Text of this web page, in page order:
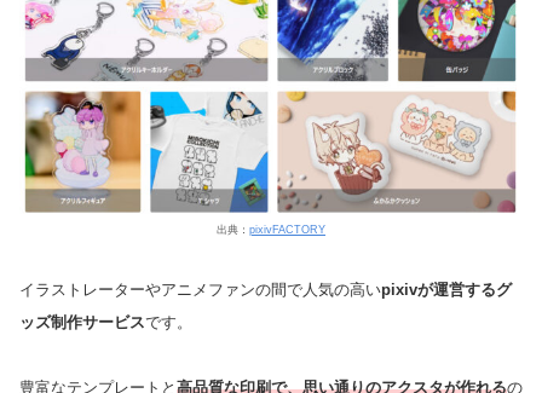
出典： pixivFACTORY
イラストレーターやアニメファンの間で人気の高いpixivが運営するグ
ッズ制作サービスです。
豊富なテンプレートと 高品質な印刷で、思い通りのアクスタが作れるの